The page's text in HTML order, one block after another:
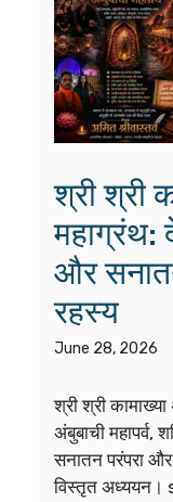
श्री श्री
महाग्रंथ:
और
रहस्य
June 28, 2026
श्री श्री
अंबुबाची महापर्व,
सनातन परंपरा
विस्तृत